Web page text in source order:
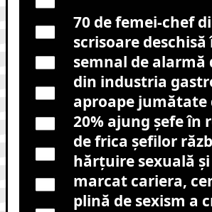
70 de femei-chef
scrisoare
semnal de
din industria
aproape jumătate
20% ajung șefe în
de frica șefilor
hărțuire sexuală
marcat cariera,
plină de sexism a